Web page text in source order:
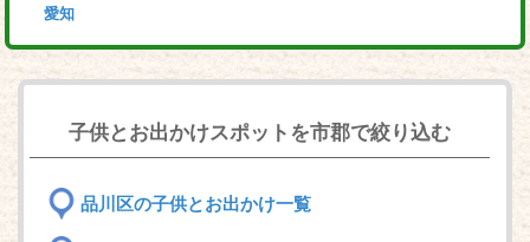
愛知
子供とお出かけスポットを市郡で絞り込む
品川区の子供とお出かけ一覧